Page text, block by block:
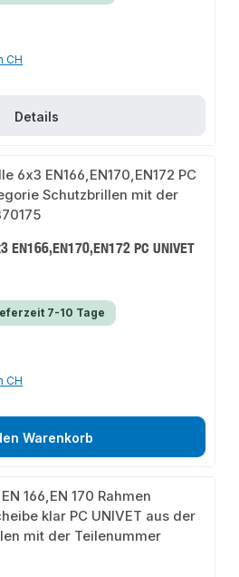
CH
Details
PC UNIVET
7-10 Tage
CH
Warenkorb